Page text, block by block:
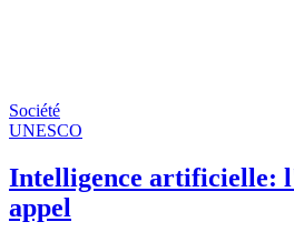
Société
UNESCO
Intelligence artificielle:
appel